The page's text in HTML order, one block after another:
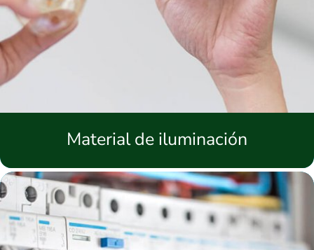
Material de iluminación